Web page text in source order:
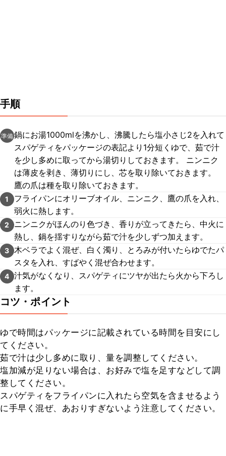
手順
準備鍋にお湯1000mlを沸かし、沸騰したら塩小さじ2を入れて
スパゲティをパッケージの表記より1分短くゆで、茹で汁
を少し多めに取ってから湯切りしておきます。 ニンニク
は薄皮を剥き、薄切りにし、芯を取り除いておきます。
鷹の爪は種を取り除いておきます。
1
フライパンにオリーブオイル、ニンニク、鷹の爪を入れ、
弱火に熱します。
2
ニンニクがほんのり色づき、香りが立ってきたら、中火に
熱し、鍋を揺すりながら茹で汁を少しずつ加えます。
3 木ベラでよく混ぜ、白く濁り、とろみが付いたらゆでたパ
スタを入れ、すばやく混ぜ合わせます。
4 汁気がなくなり、スパゲティにツヤが出たら火から下ろし
ます。
コツ・ポイント
ゆで時間はパッケージに記載されている時間を目安にし
てください。
茹で汁は少し多めに取り、量を調整してください。
塩加減が足りない場合は、お好みで塩を足すなどして調
整してください。
スパゲティをフライパンに入れたら空気を含ませるよう
に手早く混ぜ、あおりすぎないよう注意してください。